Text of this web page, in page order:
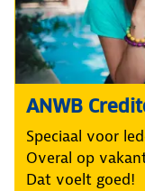
ANWB
Speciaal voor
Overal op
Dat voelt goed!